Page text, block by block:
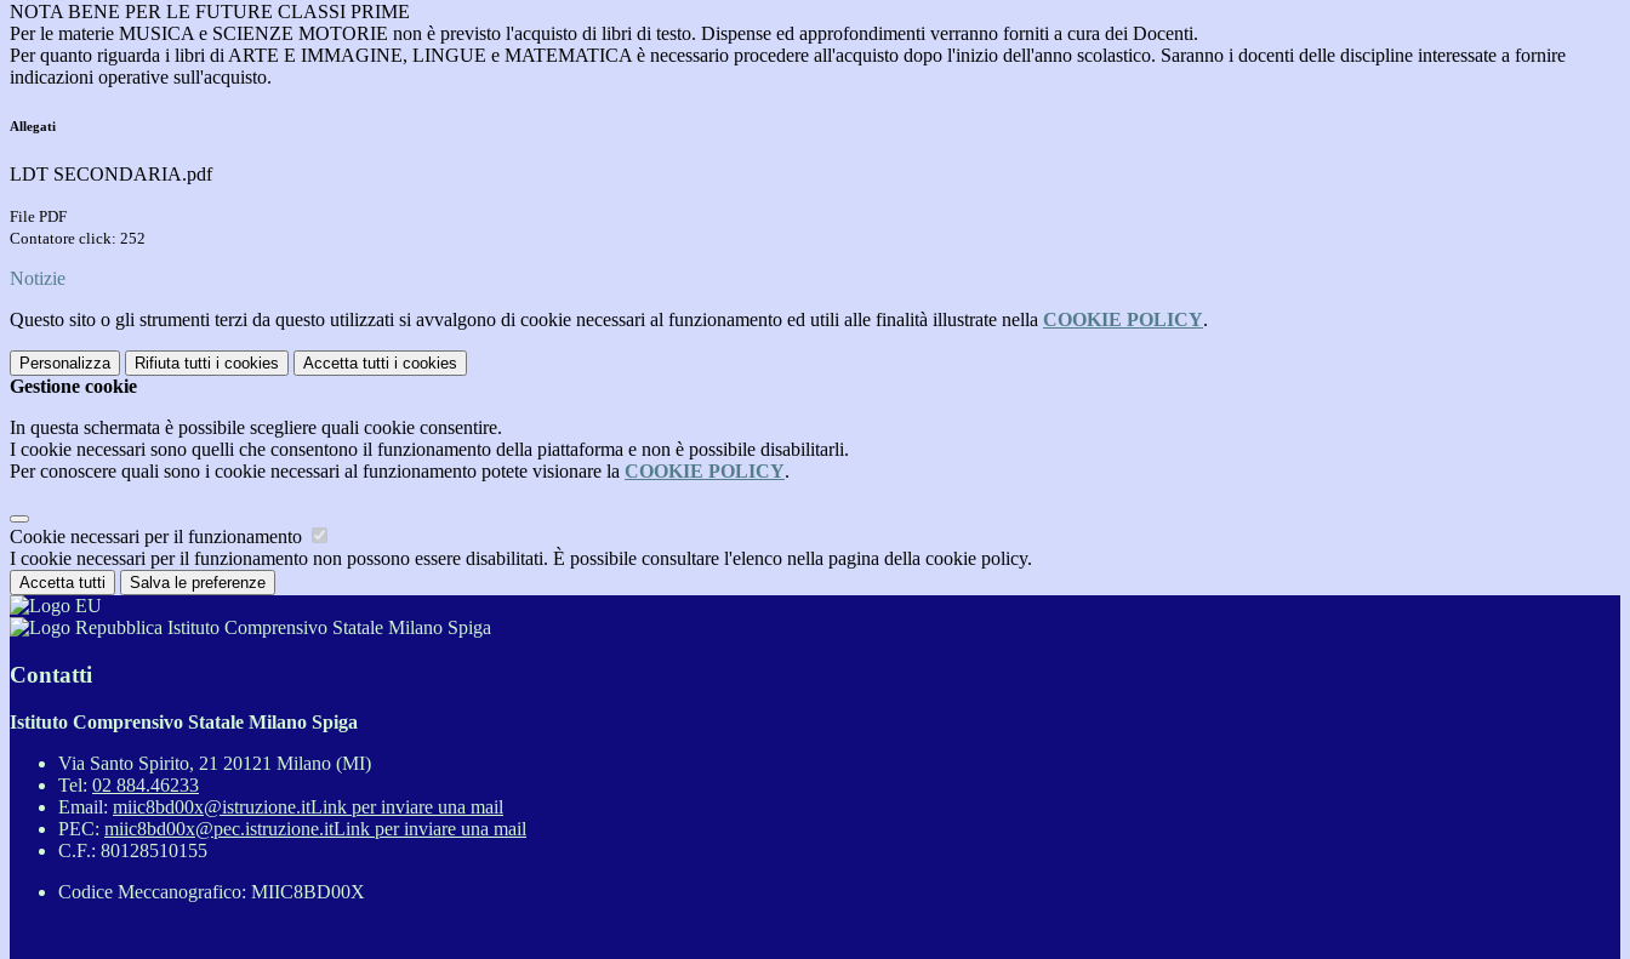
NOTA BENE PER LE FUTURE CLASSI PRIME
Per le materie MUSICA e SCIENZE MOTORIE non è previsto l'acquisto di libri di testo. Dispense ed approfondimenti verranno forniti a cura dei Docenti.
Per quanto riguarda i libri di ARTE E IMMAGINE, LINGUE e MATEMATICA è necessario procedere all'acquisto dopo l'inizio dell'anno scolastico. Saranno i docenti delle discipline interessate a fornire
indicazioni operative sull'acquisto.
Allegati
LDT SECONDARIA.pdf
File PDF
Contatore click: 252
Notizie
Questo sito o gli strumenti terzi da questo utilizzati si avvalgono di cookie necessari al funzionamento ed utili alle finalità illustrate nella COOKIE POLICY.
Personalizza Rifiuta tutti i cookies Accetta tutti i cookies
Gestione cookie
In questa schermata è possibile scegliere quali cookie consentire.
I cookie necessari sono quelli che consentono il funzionamento della piattaforma e non è possibile disabilitarli.
Per conoscere quali sono i cookie necessari al funzionamento potete visionare la COOKIE POLICY.
Cookie necessari per il funzionamento
I cookie necessari per il funzionamento non possono essere disabilitati. È possibile consultare l'elenco nella pagina della cookie policy.
Accetta tutti Salva le preferenze
Istituto Comprensivo Statale Milano Spiga
Contatti
Istituto Comprensivo Statale Milano Spiga
Via Santo Spirito, 21 20121 Milano (MI)
Tel: 02 884.46233
Email: miic8bd00x@istruzione.itLink per inviare una mail
PEC: miic8bd00x@pec.istruzione.itLink per inviare una mail
C.F.: 80128510155
Codice Meccanografico: MIIC8BD00X